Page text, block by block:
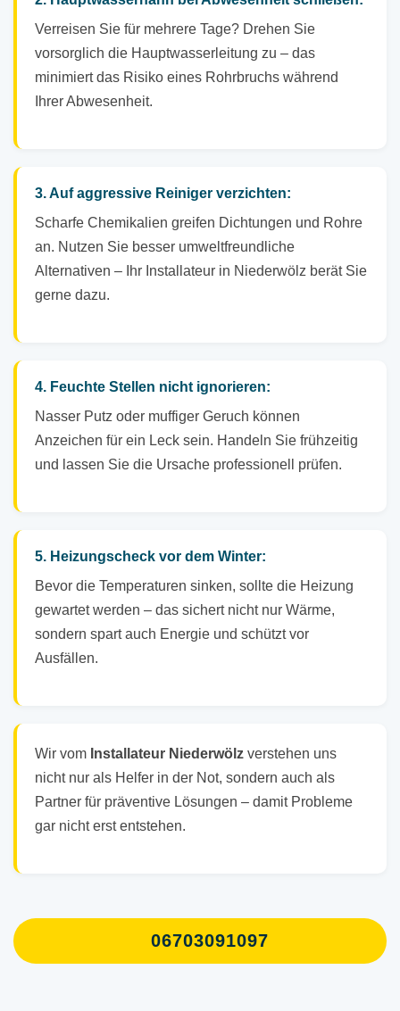
Verreisen Sie für mehrere Tage? Drehen Sie
vorsorglich die Hauptwasserleitung zu – das
minimiert das Risiko eines Rohrbruchs während
Ihrer Abwesenheit.
3. Auf aggressive Reiniger verzichten:
Scharfe Chemikalien greifen Dichtungen und Rohre
an. Nutzen Sie besser umweltfreundliche
Alternativen – Ihr Installateur in Niederwölz berät Sie
gerne dazu.
4. Feuchte Stellen nicht ignorieren:
Nasser Putz oder muffiger Geruch können
Anzeichen für ein Leck sein. Handeln Sie frühzeitig
und lassen Sie die Ursache professionell prüfen.
5. Heizungscheck vor dem Winter:
Bevor die Temperaturen sinken, sollte die Heizung
gewartet werden – das sichert nicht nur Wärme,
sondern spart auch Energie und schützt vor
Ausfällen.
Wir vom Installateur Niederwölz verstehen uns
nicht nur als Helfer in der Not, sondern auch als
Partner für präventive Lösungen – damit Probleme
gar nicht erst entstehen.
06703091097